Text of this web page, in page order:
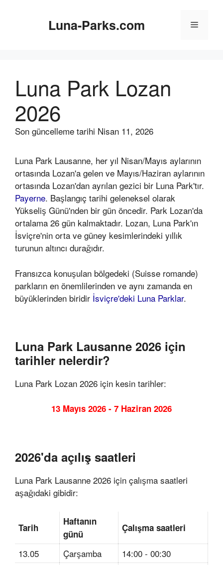
Luna-Parks.com Menü
Luna Park Lozan
2026
Son güncelleme tarihi Nisan 11, 2026
Luna Park Lausanne, her yıl Nisan/Mayıs aylarının
ortasında Lozan'a gelen ve Mayıs/Haziran aylarının
ortasında Lozan'dan ayrılan gezici bir Luna Park'tır.
Payerne. Başlangıç tarihi geleneksel olarak
Yükseliş Günü'nden bir gün öncedir. Park Lozan'da
ortalama 26 gün kalmaktadır. Lozan, Luna Park'ın
İsviçre'nin orta ve güney kesimlerindeki yıllık
turunun altıncı durağıdır.
Fransızca konuşulan bölgedeki (Suisse romande)
parkların en önemlilerinden ve aynı zamanda en
büyüklerinden biridir İsviçre'deki Luna Parklar.
Luna Park Lausanne 2026 için
tarihler nelerdir?
Luna Park Lozan 2026 için kesin tarihler:
13 Mayıs 2026 - 7 Haziran 2026
2026'da açılış saatleri
Luna Park Lausanne 2026 için çalışma saatleri
aşağıdaki gibidir:
Tarih
Haftanın
günü
Çalışma saatleri
13.05 Çarşamba
14:00 - 00:30